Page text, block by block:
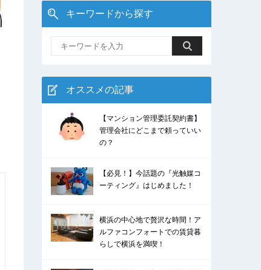
キーワードから探す
オススメの記事
【マンション管理委託契約書】
管理会社にどこまで頼っていい
の？
【必見！】今話題の『光触媒コ
ーティング』はじめました！
横浜の中心地で贅沢な時間！ア
ルファコンフォートでの賃貸暮
らしで横浜を満喫！